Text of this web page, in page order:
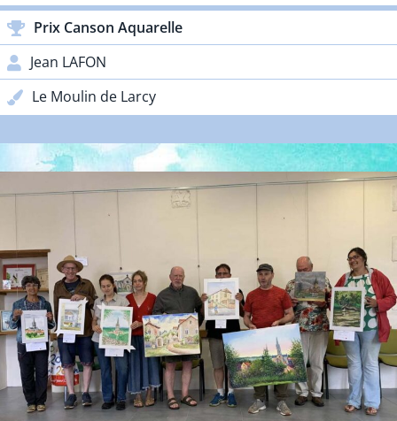
Prix Canson Aquarelle
Jean LAFON
Le Moulin de Larcy